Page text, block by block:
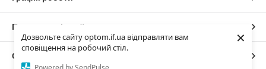
Дозвольте сайту optom.if.ua відправляти вам
сповіщення на робочий стіл.
×
Повна версія сайту
Сайт створено на маркетплейсі